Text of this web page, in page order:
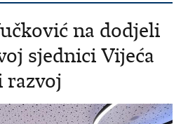
na dodjeli
sjednici Vijeća
razvoj